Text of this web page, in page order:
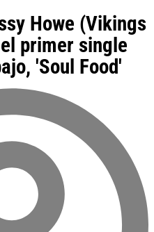
Howe (Vikings
primer single
'Soul Food'